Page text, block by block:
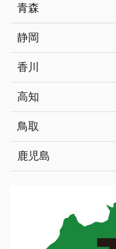
青森
静岡
香川
高知
鳥取
鹿児島